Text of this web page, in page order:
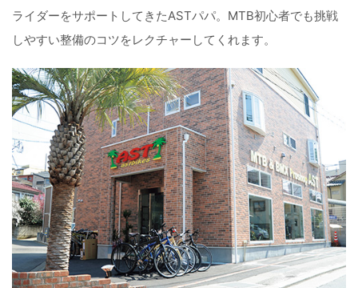
ライダーをサポートしてきたASTパパ。MTB初心者でも挑戦
しやすい整備のコツをレクチャーしてくれます。